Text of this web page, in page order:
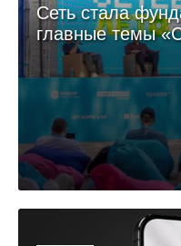
Сеть стала
главные темы